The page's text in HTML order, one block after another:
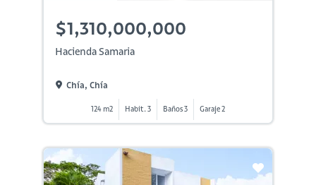
$1,310,000,000
Hacienda Samaria
Chía, Chía
124 m2 Habit. 3 Baños 3 Garaje 2